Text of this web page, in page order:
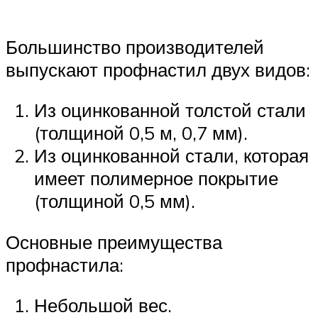
Большинство производителей
выпускают профнастил двух видов:
Из оцинкованной толстой стали
(толщиной 0,5 м, 0,7 мм).
Из оцинкованной стали, которая
имеет полимерное покрытие
(толщиной 0,5 мм).
Основные преимущества
профнастила:
Небольшой вес.